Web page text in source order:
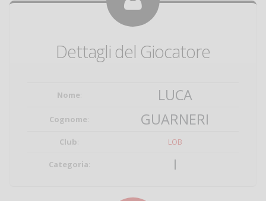
Dettagli del Giocatore
Nome: LUCA
Cognome: GUARNERI
Club: LOB
Categoria: I